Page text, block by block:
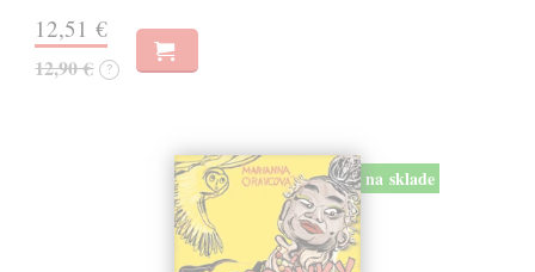
12,51 €
12,90 € ?
na sklade